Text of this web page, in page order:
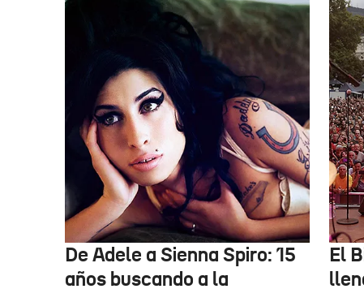
De Adele a Sienna Spiro: 15
años buscando a la
El